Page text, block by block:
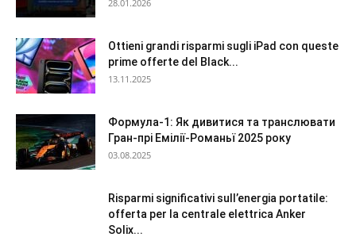
28.01.2026
Ottieni grandi risparmi sugli iPad con queste
prime offerte del Black...
13.11.2025
Формула-1: Як дивитися та транслювати
Гран-прі Емілії-Романьї 2025 року
03.08.2025
Risparmi significativi sull’energia portatile:
offerta per la centrale elettrica Anker
Solix...